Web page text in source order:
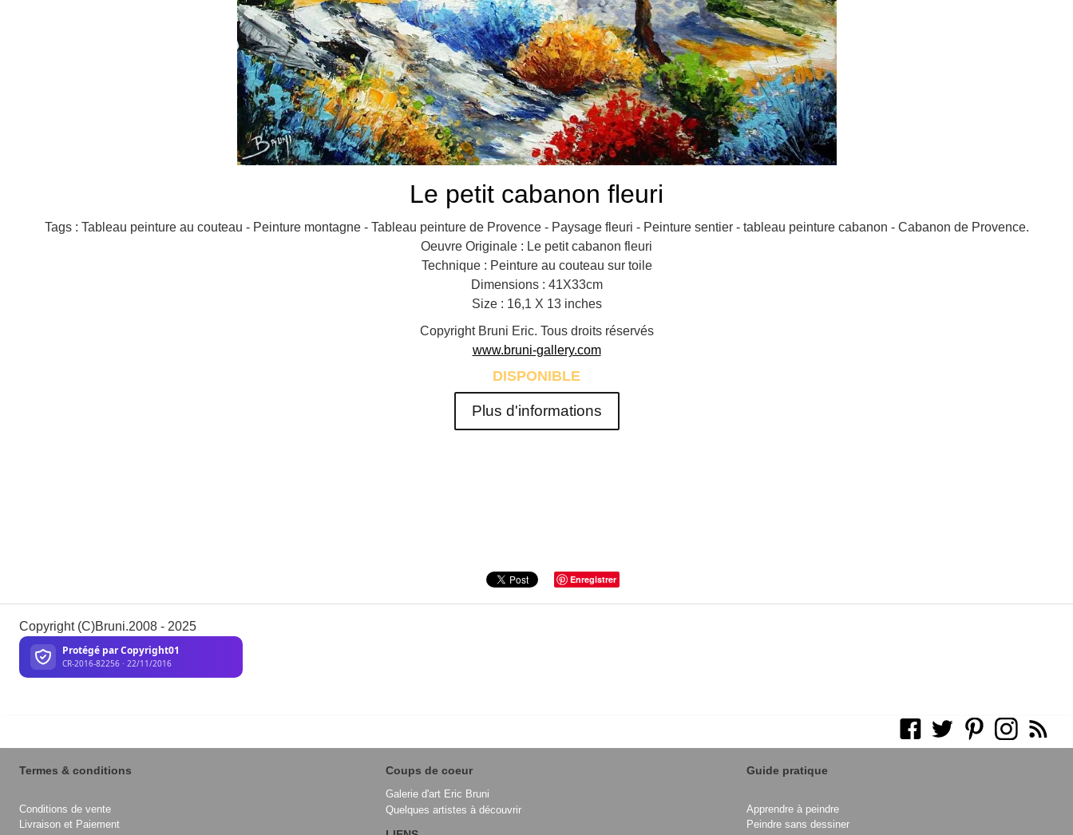
Le petit cabanon fleuri
Tags : Tableau peinture au couteau - Peinture montagne - Tableau peinture de Provence - Paysage fleuri - Peinture sentier - tableau peinture cabanon - Cabanon de Provence.
Oeuvre Originale : Le petit cabanon fleuri
Technique : Peinture au couteau sur toile
Dimensions : 41X33cm
Size : 16,1 X 13 inches
Copyright Bruni Eric. Tous droits réservés
www.bruni-gallery.com
DISPONIBLE
Plus d'informations
Enregistrer
Copyright (C)Bruni.2008 - 2025
Termes & conditions
Conditions de vente
Livraison et Paiement
Coups de coeur
Galerie d'art Eric Bruni
Quelques artistes à découvrir
Guide pratique
Apprendre à peindre
Peindre sans dessiner